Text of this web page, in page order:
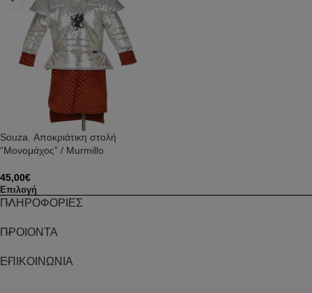
Souza. Αποκριάτικη στολή
“Μονομάχος” / Murmillo
45,00€
Επιλογή
ΠΛΗΡΟΦΟΡΙΕΣ
ΠΡΟΙΟΝΤΑ
ΕΠΙΚΟΙΝΩΝΙΑ